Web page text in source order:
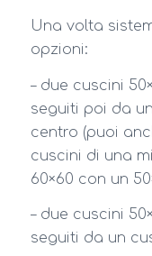
Una volta
opzioni:
– due cuscini
seguiti poi da
centro (puoi
cuscini di una
60×60 con un
– due cuscini
seguiti da un